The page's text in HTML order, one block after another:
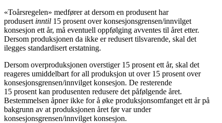
«Toårsregelen» medfører at dersom en produsent har
produsert inntil 15 prosent over konsesjonsgrensen/innvilget
konsesjon ett år, må eventuell oppfølging avventes til året etter.
Dersom produksjonen da ikke er redusert tilsvarende, skal det
ilegges standardisert erstatning.
Dersom overproduksjonen overstiger 15 prosent ett år, skal det
reageres umiddelbart for all produksjon ut over 15 prosent over
konsesjonsgrensen/innvilget konsesjon. De resterende
15 prosent kan produsenten redusere det påfølgende året.
Bestemmelsen åpner ikke for å øke produksjonsomfanget ett år på
bakgrunn av at produksjonen året før var under
konsesjonsgrensen/innvilget konsesjon.